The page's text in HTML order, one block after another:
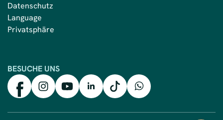
BESUCHE UNS
mkk auf Facebook
mkk auf Instagram
mkk auf YouTube
mkk auf LinkedIn
mkk auf TikTokmkk auf WhatsApp
Datenschutz
Language
Privatsphäre